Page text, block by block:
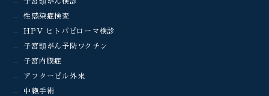
性感染症検査
HPV ヒトパピローマ検診
子宮頸がん予防ワクチン
子宮内膜症
アフターピル外来
中絶手術